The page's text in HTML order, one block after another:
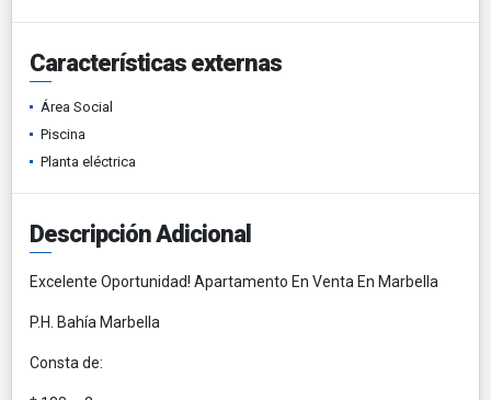
Características externas
Área Social
Piscina
Planta eléctrica
Descripción Adicional
Excelente Oportunidad! Apartamento En Venta En Marbella
P.H. Bahía Marbella
Consta de: